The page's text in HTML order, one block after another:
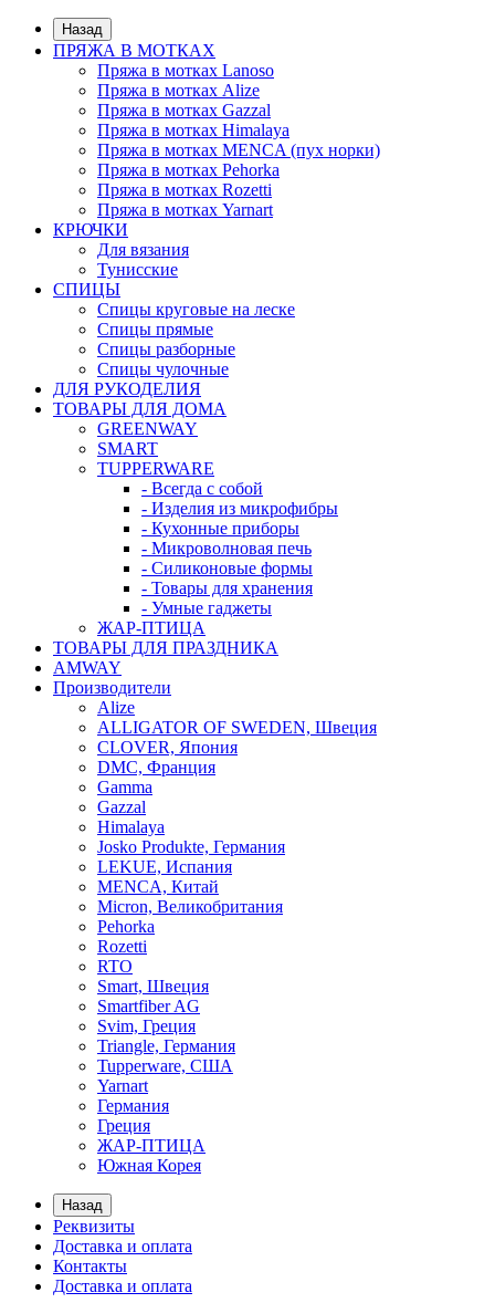
Назад
ПРЯЖА В МОТКАХ
Пряжа в мотках Lanoso
Пряжа в мотках Alize
Пряжа в мотках Gazzal
Пряжа в мотках Himalaya
Пряжа в мотках MENCA (пух норки)
Пряжа в мотках Pehorka
Пряжа в мотках Rozetti
Пряжа в мотках Yarnart
КРЮЧКИ
Для вязания
Тунисские
СПИЦЫ
Спицы круговые на леске
Спицы прямые
Спицы разборные
Спицы чулочные
ДЛЯ РУКОДЕЛИЯ
ТОВАРЫ ДЛЯ ДОМА
GREENWAY
SMART
TUPPERWARE
- Всегда с собой
- Изделия из микрофибры
- Кухонные приборы
- Микроволновая печь
- Силиконовые формы
- Товары для хранения
- Умные гаджеты
ЖАР-ПТИЦА
ТОВАРЫ ДЛЯ ПРАЗДНИКА
AMWAY
Производители
Alize
ALLIGATOR OF SWEDEN, Швеция
CLOVER, Япония
DMC, Франция
Gamma
Gazzal
Himalaya
Josko Produkte, Германия
LEKUE, Испания
MENCA, Китай
Micron, Великобритания
Pehorka
Rozetti
RTO
Smart, Швеция
Smartfiber AG
Svim, Греция
Triangle, Германия
Tupperware, США
Yarnart
Германия
Греция
ЖАР-ПТИЦА
Южная Корея
Назад
Реквизиты
Доставка и оплата
Контакты
Доставка и оплата